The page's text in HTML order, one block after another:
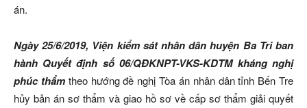
án.
Ngày 25/6/2019, Viện kiểm sát nhân dân huyện Ba Tri ban
hành Quyết định số 06/QĐKNPT-VKS-KDTM kháng nghị
phúc thẩm theo hướng đề nghị Tòa án nhân dân tỉnh Bến Tre
hủy bản án sơ thẩm và giao hồ sơ về cấp sơ thẩm giải quyết